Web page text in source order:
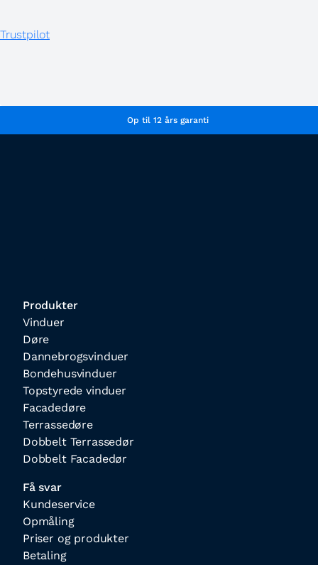
Trustpilot
Op til 12 års garanti
Produkter
Vinduer
Døre
Dannebrogsvinduer
Bondehusvinduer
Topstyrede vinduer
Facadedøre
Terrassedøre
Dobbelt Terrassedør
Dobbelt Facadedør
Få svar
Kundeservice
Opmåling
Priser og produkter
Betaling